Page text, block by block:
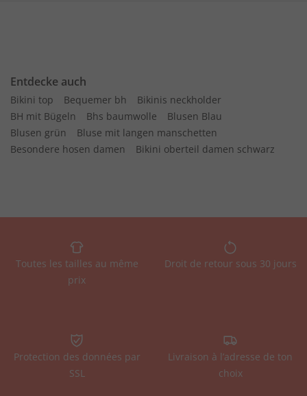
Entdecke auch
Bikini top Bequemer bh
Bikinis neckholder
BH mit Bügeln
Bhs baumwolle
Blusen Blau
Blusen grün
Bluse mit langen manschetten
Besondere hosen damen
Bikini oberteil damen schwarz
Toutes les tailles au même
prix
Droit de retour sous 30 jours
Protection des données par
SSL
Livraison à l’adresse de ton
choix